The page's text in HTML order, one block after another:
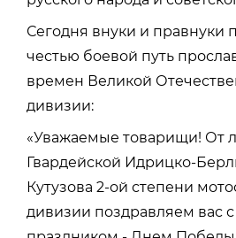
Сегодня внуки и правнуки
честью боевой путь
времен Великой
дивизии:
«Уважаемые товарищи! От
Гвардейской Идрицко-
Кутузова 2-ой степени
дивизии поздравляем вас